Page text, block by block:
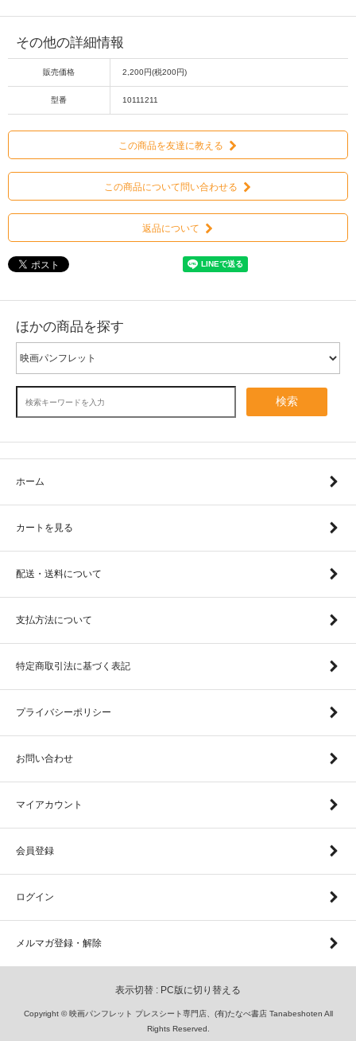
その他の詳細情報
販売価格 2,200円(税200円)
型番 10111211
この商品を友達に教える
この商品について問い合わせる
返品について
ほかの商品を探す
検索
ホーム
カートを見る
配送・送料について
支払方法について
特定商取引法に基づく表記
プライバシーポリシー
お問い合わせ
マイアカウント
会員登録
ログイン
メルマガ登録・解除
表示切替 : PC版に切り替える
Copyright © 映画パンフレット プレスシート専門店、(有)たなべ書店 Tanabeshoten All
Rights Reserved.